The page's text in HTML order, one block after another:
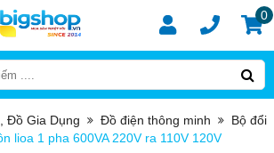
0
Đồ Gia Dụng Đồ điện thông minh
Bộ đổi
lioa 1 pha 600VA 220V ra 110V 120V